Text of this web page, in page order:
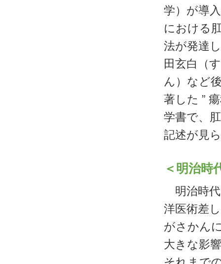
学）が導
における
法が発達
田玄白（
ん）など
著した ”
学書で、
記述が見
＜明治時
明治時代
洋医術差
がさかん
大きな影